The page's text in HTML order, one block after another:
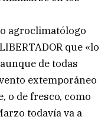
agroclimatólogo
que «lo
de todas
extemporáneo
o de fresco, como
todavía va a